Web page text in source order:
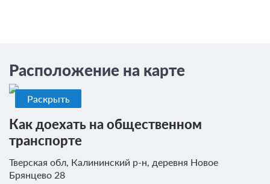
Расположение на карте
Раскрыть
Как доехать на общественном
транспорте
Тверская обл, Калининский р-н, деревня Новое
Брянцево 28